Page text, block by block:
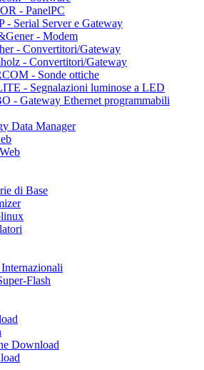
- PanelPC
- Serial Server e Gateway
- Modem
- Convertitori/Gateway
- Convertitori/Gateway
- Sonde ottiche
- Segnalazioni luminose a LED
- Gateway Ethernet programmabili
Data Manager
di Base
Flash
Download